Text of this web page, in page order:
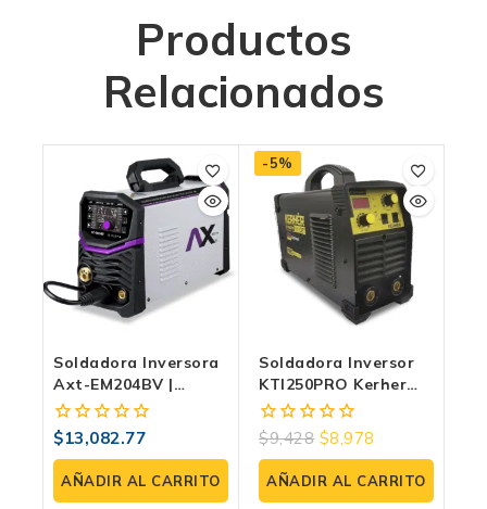
Productos
Relacionados
Soldadora Inversora
Axt-EM204BV |
Electrodo Y TIG Lift |
Incluye
Microalambre,
Gas/No Gas
0
fuera
de
5
$13,082.77
AÑADIR AL CARRITO
-5%
Soldadora Inversor
KTI250PRO Kerher
Electrodo Tig 250
Amperes Bivoltaje
110V 220V
0
fuera
de
5
$9,428 $8,978
AÑADIR AL CARRITO